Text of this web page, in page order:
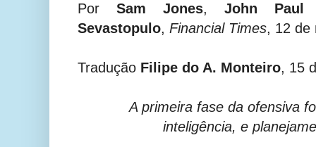
Por Sam Jones, John Paul
Sevastopulo, Financial Times, 12 de
Tradução Filipe do A. Monteiro, 15
A primeira fase da ofensiva
inteligência, e